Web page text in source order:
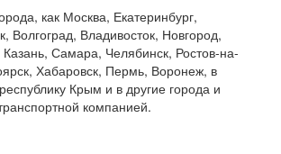
как Москва, Екатеринбург,
Волгоград, Владивосток, Новгород,
Самара, Челябинск, Ростов-на-
Хабаровск, Пермь, Воронеж, в
Крым и в другие города и
компанией.